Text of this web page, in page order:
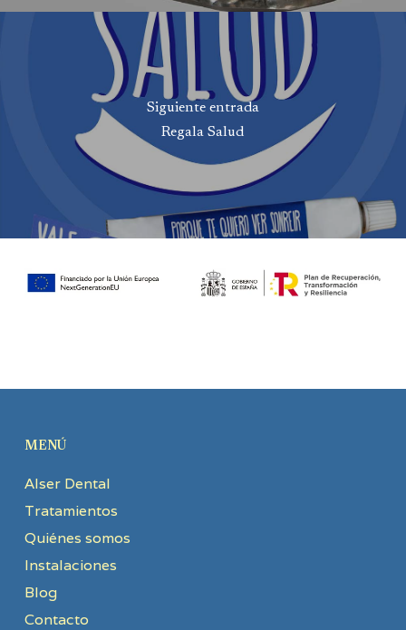
Siguiente entrada
Regala Salud
MENÚ
Alser Dental
Tratamientos
Quiénes somos
Instalaciones
Blog
Contacto